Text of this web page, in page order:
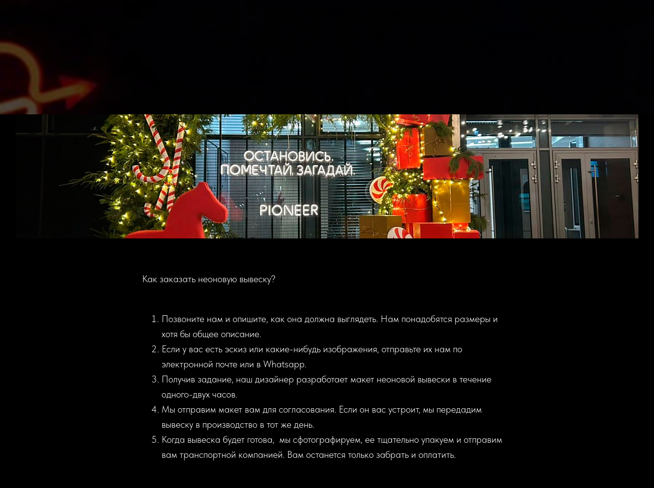
Как заказать неоновую вывеску?
Позвоните нам и опишите, как она должна выглядеть. Нам понадобятся размеры и
хотя бы общее описание.
Если у вас есть эскиз или какие-нибудь изображения, отправьте их нам по
электронной почте или в Whatsapp.
Получив задание, наш дизайнер разработает макет неоновой вывески в течение
одного-двух часов.
Мы отправим макет вам для согласования. Если он вас устроит, мы передадим
вывеску в производство в тот же день.
Когда вывеска будет готова, мы сфотографируем, ее тщательно упакуем и отправим
вам транспортной компанией. Вам останется только забрать и оплатить.